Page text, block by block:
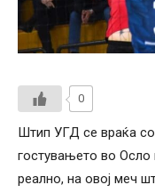
0
Штип УГД се враќа
гостувањето во
реално, на овој меч